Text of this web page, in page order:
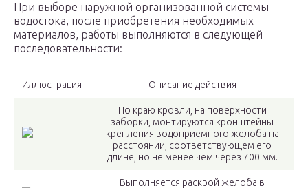
При выборе наружной организованной системы
водостока, после приобретения необходимых
материалов, работы выполняются в следующей
последовательности:
Иллюстрация Описание действия
По краю кровли, на поверхности
заборки, монтируются кронштейны
крепления водоприёмного желоба на
расстоянии, соответствующем его
длине, но не менее чем через 700 мм.
Выполняется раскрой желоба в